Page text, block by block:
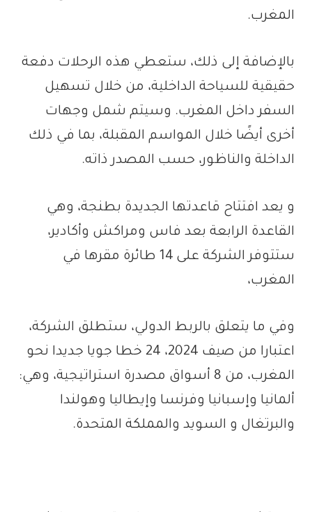
المغرب.
بالإضافة إلى ذلك، ستعطي هذه الرحلات دفعة
حقيقية للسياحة الداخلية، من خلال تسهيل
السفر داخل المغرب. وسيتم شمل وجهات
أخرى أيضًا خلال المواسم المقبلة، بما في ذلك
الداخلة والناظور، حسب المصدر ذاته.
و يعد افتتاح قاعدتها الجديدة بطنجة، وهي
القاعدة الرابعة بعد فاس ومراكش وأكادير،
ستتوفر الشركة على 14 طائرة مقرها في
المغرب،
وفي ما يتعلق بالربط الدولي، ستطلق الشركة،
اعتبارا من صيف 2024، 24 خطا جويا جديدا نحو
المغرب، من 8 أسواق مصدرة استراتيجية، وهي:
ألمانيا وإسبانيا وفرنسا وإيطاليا وهولندا
والبرتغال و السويد والمملكة المتحدة.